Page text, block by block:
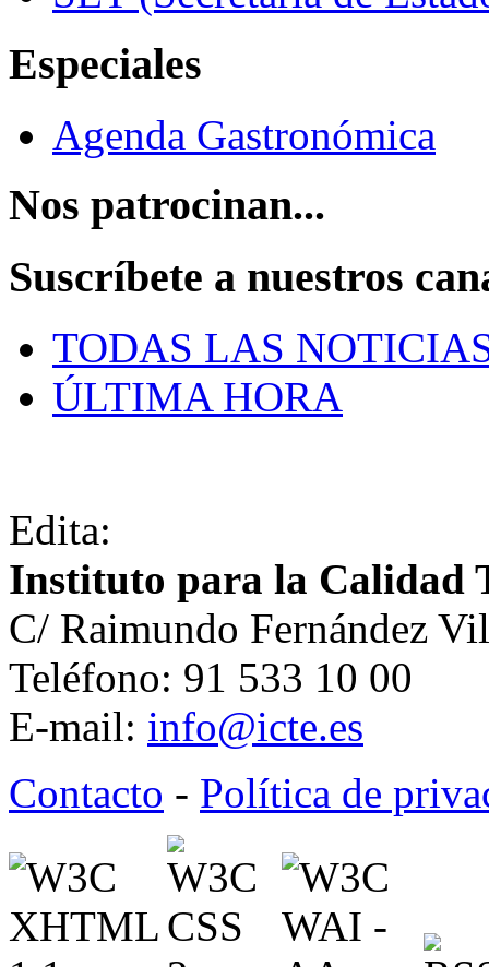
Especiales
Agenda Gastronómica
Nos patrocinan...
Suscríbete a nuestros
TODAS LAS
ÚLTIMA HORA
Edita:
Instituto para la Calidad
C/ Raimundo Fernández
Teléfono: 91 533 10 00
E-mail: info@icte.es
Contacto - Política de